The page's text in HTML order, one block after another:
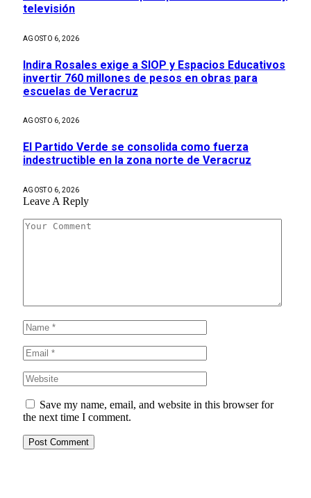
televisión
AGOSTO 6, 2026
Indira Rosales exige a SIOP y Espacios Educativos
invertir 760 millones de pesos en obras para
escuelas de Veracruz
AGOSTO 6, 2026
El Partido Verde se consolida como fuerza
indestructible en la zona norte de Veracruz
AGOSTO 6, 2026
Leave A Reply
Save my name, email, and website in this browser for
the next time I comment.